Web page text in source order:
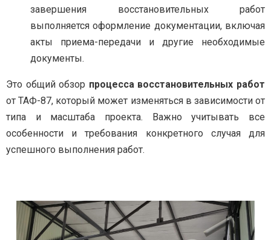
завершения восстановительных работ
выполняется оформление документации, включая
акты приема-передачи и другие необходимые
документы.
Это общий обзор процесса восстановительных работ
от ТАФ-87, который может изменяться в зависимости от
типа и масштаба проекта. Важно учитывать все
особенности и требования конкретного случая для
успешного выполнения работ.